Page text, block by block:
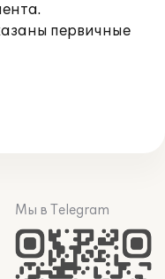
первичные
Мы в Telegram